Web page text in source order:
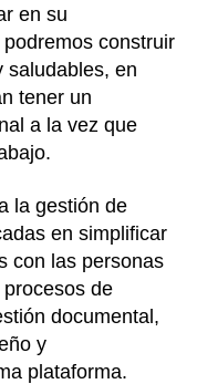
en su
construir
saludables, en
tener un
a la vez que
la gestión de
en simplificar
con las personas
de
documental,
y
plataforma.